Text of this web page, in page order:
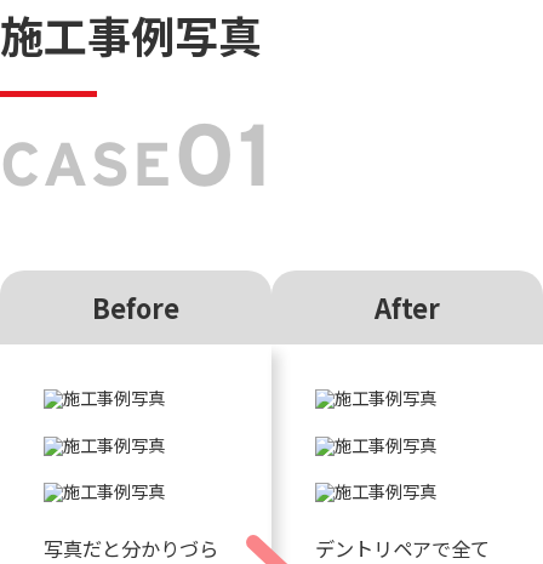
施工事例写真
CASE01
Before
写真だと分かりづら
After
デントリペアで全て